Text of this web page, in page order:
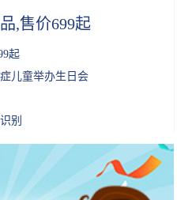
,售价699起
起
儿童举办生日会
别